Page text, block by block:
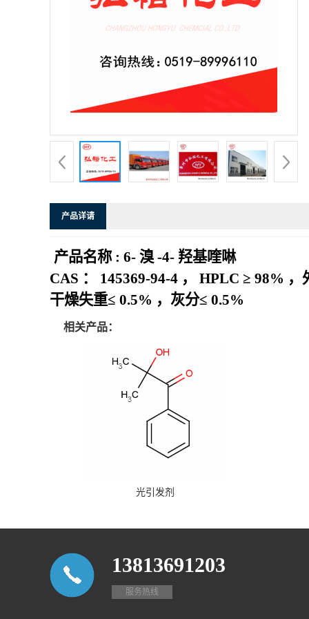
产品详请
产品名称 : 6- 溴 -4- 羟基喹啉
CAS ： 145369-94-4 ， HPLC ≥ 98% ，
干燥失重≤ 0.5% ，灰分≤ 0.5%
相关产品：
光引发剂
13813691203
服务热线